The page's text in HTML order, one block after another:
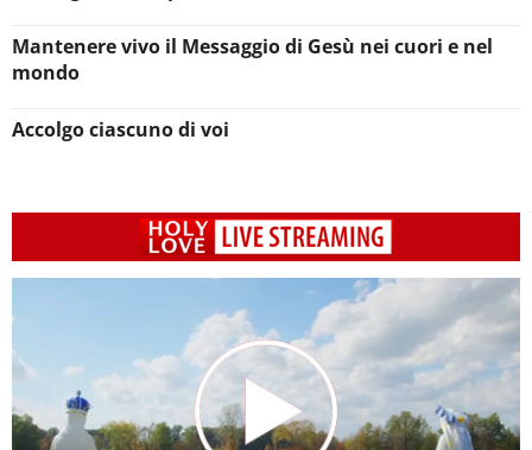
Mantenere vivo il Messaggio di Gesù nei cuori e nel
mondo
Accolgo ciascuno di voi